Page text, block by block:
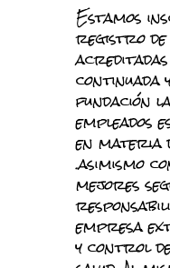
Estamos
registro de
continuada
fundación
empleados
en materia
.asimismo
mejores
empresa
y control